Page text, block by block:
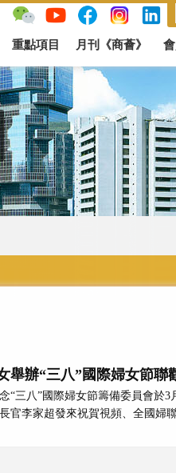
重點項目 月刊《商薈》
舉辦“三八”國際婦女節聯
“三八”國際婦女節籌備委員會於
官李家超發來祝賀視頻、全國婦